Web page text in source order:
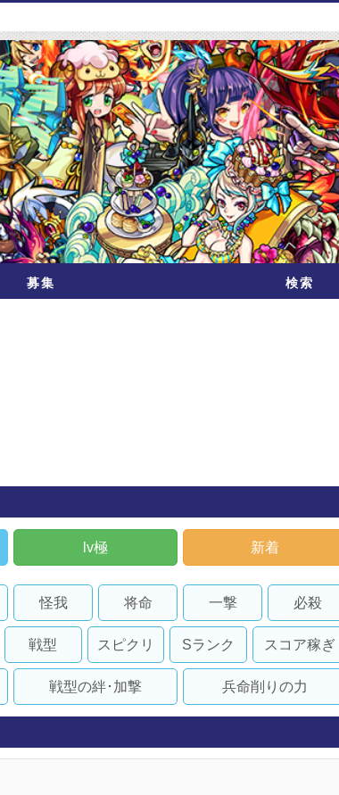
募集 検索
lv極 新着
怪我 将命 一撃 必殺
戦型 スピクリ Sランク スコア稼ぎ
戦型の絆･加撃 兵命削りの力